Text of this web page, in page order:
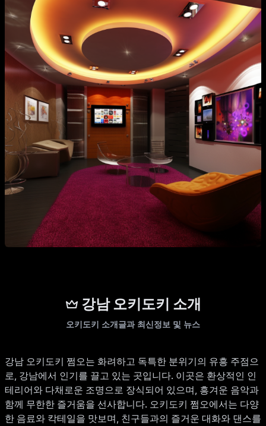
강남 오키도키 소개
오키도키 소개글과 최신정보 및 뉴스
강남 오키도키 쩜오는 화려하고 독특한 분위기의 유흥 주점으
로, 강남에서 인기를 끌고 있는 곳입니다. 이곳은 환상적인 인
테리어와 다채로운 조명으로 장식되어 있으며, 흥겨운 음악과
함께 무한한 즐거움을 선사합니다. 오키도키 쩜오에서는 다양
한 음료와 칵테일을 맛보며, 친구들과의 즐거운 대화와 댄스를